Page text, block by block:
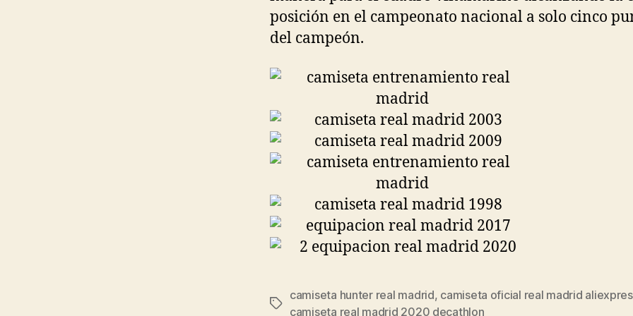
posición en el campeonato nacional a solo cinco
del campeón.
Etiquetas
camiseta hunter real madrid, camiseta oficial real madrid
camiseta real madrid 2020 decathlon